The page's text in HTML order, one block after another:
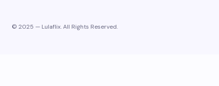
© 2025 — Lulaflix. All Rights Reserved.